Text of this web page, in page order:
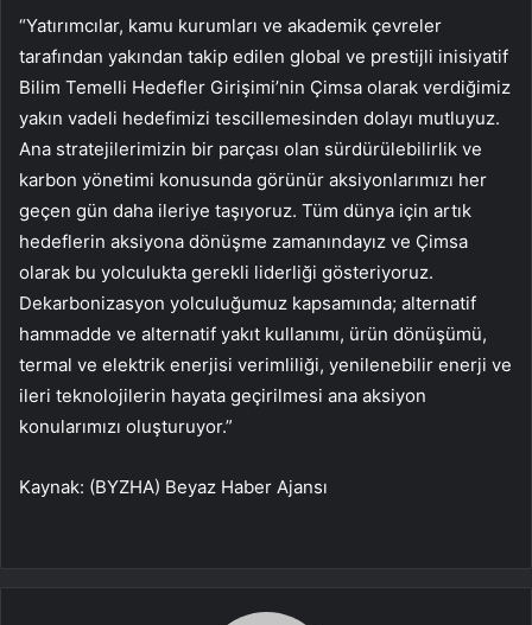
“Yatırımcılar, kamu kurumları ve akademik çevreler
tarafından yakından takip edilen global ve prestijli inisiyatif
Bilim Temelli Hedefler Girişimi’nin Çimsa olarak verdiğimiz
yakın vadeli hedefimizi tescillemesinden dolayı mutluyuz.
Ana stratejilerimizin bir parçası olan sürdürülebilirlik ve
karbon yönetimi konusunda görünür aksiyonlarımızı her
geçen gün daha ileriye taşıyoruz. Tüm dünya için artık
hedeflerin aksiyona dönüşme zamanındayız ve Çimsa
olarak bu yolculukta gerekli liderliği gösteriyoruz.
Dekarbonizasyon yolculuğumuz kapsamında; alternatif
hammadde ve alternatif yakıt kullanımı, ürün dönüşümü,
termal ve elektrik enerjisi verimliliği, yenilenebilir enerji ve
ileri teknolojilerin hayata geçirilmesi ana aksiyon
konularımızı oluşturuyor.”
Kaynak: (BYZHA) Beyaz Haber Ajansı